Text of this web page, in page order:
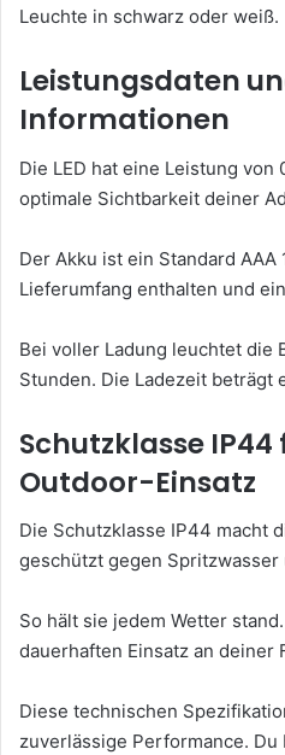
Leuchte in schwarz oder weiß.
Leistungsdaten
Informationen
Die LED hat eine Leistung von
optimale Sichtbarkeit deiner
Der Akku ist ein Standard AAA
Lieferumfang enthalten und
Bei voller Ladung leuchtet die
Stunden. Die Ladezeit beträgt
Schutzklasse IP44
Outdoor-Einsatz
Die Schutzklasse IP44 macht
geschützt gegen Spritzwasser
So hält sie jedem Wetter
dauerhaften Einsatz an deiner
Diese technischen
zuverlässige Performance. Du